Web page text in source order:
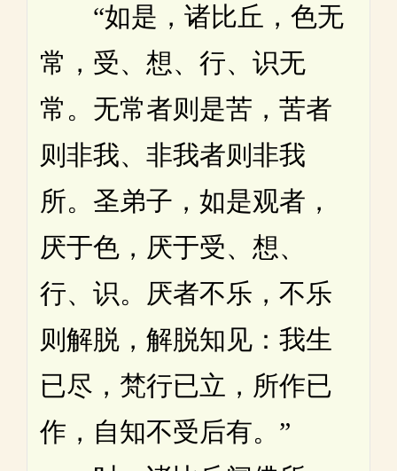
“如是，诸比丘，色无
常，受、想、行、识无
常。无常者则是苦，苦者
则非我、非我者则非我
所。圣弟子，如是观者，
厌于色，厌于受、想、
行、识。厌者不乐，不乐
则解脱，解脱知见：我生
已尽，梵行已立，所作已
作，自知不受后有。”